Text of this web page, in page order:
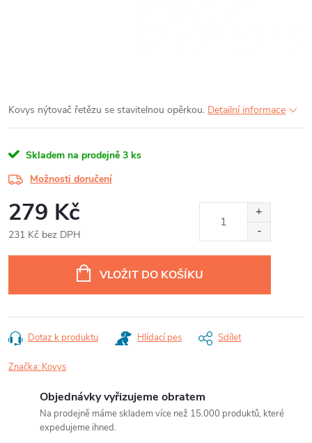
Kovys nýtovač řetězu se stavitelnou opěrkou. Detailní informace
Skladem na prodejně 3 ks
Možnosti doručení
279 Kč
231 Kč bez DPH
VLOŽIT DO KOŠÍKU
Dotaz k produktu Hlídací pes Sdílet
Značka: Kovys
Objednávky vyřizujeme obratem
Na prodejně máme skladem více než 15.000 produktů, které
expedujeme ihned.